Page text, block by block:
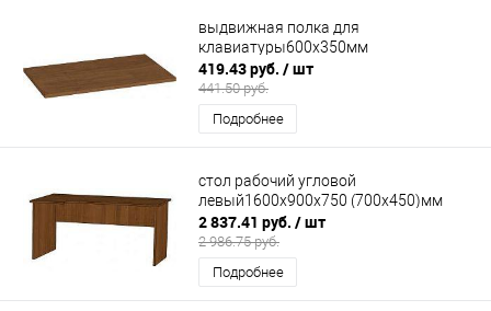
выдвижная полка для
клавиатуры600х350мм
419.43 руб. / шт
441.50 руб.
Подробнее
стол рабочий угловой
левый1600х900х750 (700х450)мм
2 837.41 руб. / шт
2 986.75 руб.
Подробнее